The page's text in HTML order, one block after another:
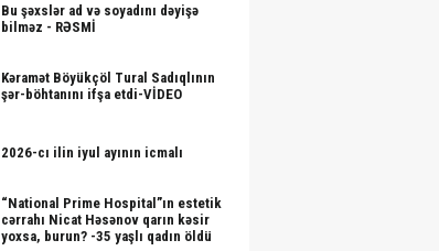
Bu şəxslər ad və soyadını dəyişə
bilməz - RƏSMİ
Kəramət Böyükçöl Tural Sadıqlının
şər-böhtanını ifşa etdi-VİDEO
2026-cı ilin iyul ayının icmalı
“National Prime Hospital”ın estetik
cərrahı Nicat Həsənov qarın kəsir
yoxsa, burun? -35 yaşlı qadın öldü